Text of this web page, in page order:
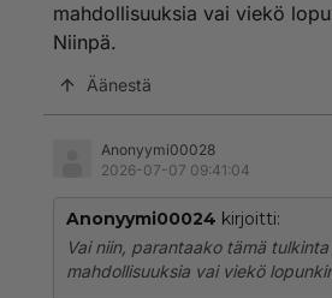
mahdollisuuksia vai viekö
Niinpä.
Äänestä
Anonyymi00028
2026-07-07 09:41:04
Anonyymi00024 kirjoitti:
Vai niin, parantaako tämä tulkinta
mahdollisuuksia vai viekö